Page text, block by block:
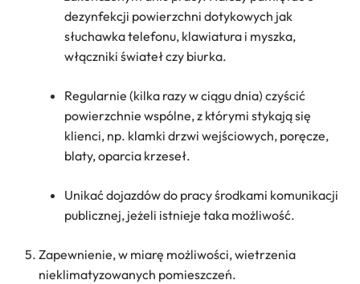
dezynfekcji powierzchni dotykowych jak
słuchawka telefonu, klawiatura i myszka,
włączniki świateł czy biurka.
Regularnie (kilka razy w ciągu dnia) czyścić
powierzchnie wspólne, z którymi stykają się
klienci, np. klamki drzwi wejściowych, poręcze,
blaty, oparcia krzeseł.
Unikać dojazdów do pracy środkami komunikacji
publicznej, jeżeli istnieje taka możliwość.
Zapewnienie, w miarę możliwości, wietrzenia
nieklimatyzowanych pomieszczeń.